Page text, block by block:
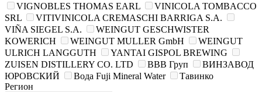
VIGNOBLES THOMAS EARL
VINICOLA TOMBACCO
SRL
VITIVINICOLA CREMASCHI BARRIGA S.A.
VIÑA SIEGEL S.A.
WEINGUT GESCHWISTER
KOWERICH
WEINGUT MULLER GmbH
WEINGUT
ULRICH LANGGUTH
YANTAI GISPOL BREWING
ZUISEN DISTILLERY CO. LTD
ВВВ Груп
ВИНЗАВОД
ЮРОВСКИЙ
Вода Fuji Mineral Water
Тавинко
Регион